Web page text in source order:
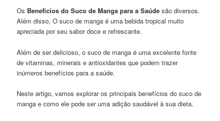
Os Benefícios do Suco de Manga para a Saúde são diversos.
Além disso, O suco de manga é uma bebida tropical muito
apreciada por seu sabor doce e refrescante.
Além de ser delicioso, o suco de manga é uma excelente fonte
de vitaminas, minerais e antioxidantes que podem trazer
inúmeros benefícios para a saúde.
Neste artigo, vamos explorar os principais benefícios do suco de
manga e como ele pode ser uma adição saudável à sua dieta.